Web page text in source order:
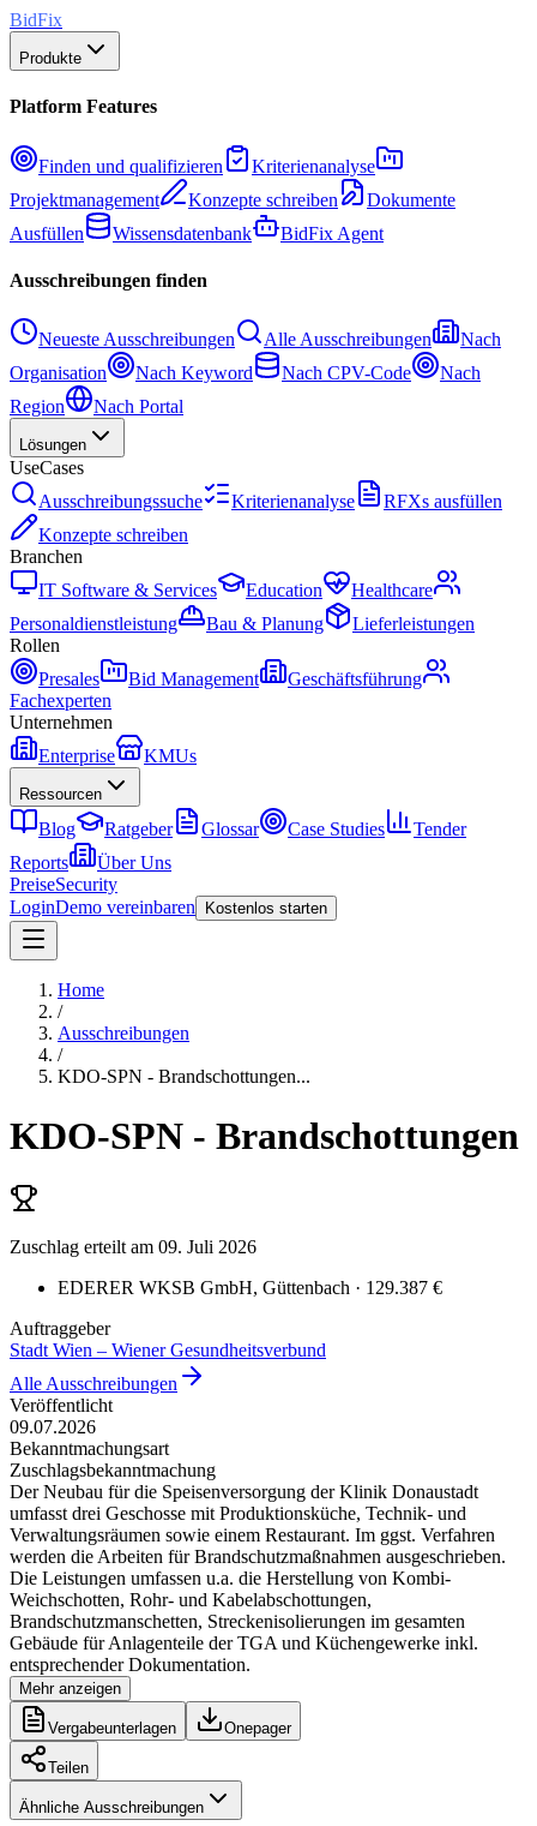
BidFix
Produkte
Platform Features
Finden und qualifizieren
Kriterienanalyse
Projektmanagement
Konzepte schreiben
Dokumente
Ausfüllen
Wissensdatenbank BidFix Agent
Ausschreibungen finden
Neueste Ausschreibungen Alle Ausschreibungen
Nach
Organisation
Nach Keyword Nach CPV-Code
Nach
Region
Nach Portal
Lösungen
UseCases
Ausschreibungssuche
Kriterienanalyse
RFXs ausfüllen
Konzepte schreiben
Branchen
IT Software & Services
Education
Healthcare
Personaldienstleistung
Bau & Planung
Lieferleistungen
Rollen
Presales
Bid Management
Geschäftsführung
Fachexperten
Unternehmen
Enterprise
KMUs
Ressourcen
Blog Ratgeber Glossar Case Studies
Tender
Reports
Über Uns
PreiseSecurity
LoginDemo vereinbaren Kostenlos starten
Home
/
Ausschreibungen
/
KDO-SPN - Brandschottungen...
KDO-SPN - Brandschottungen
Zuschlag erteilt am 09. Juli 2026
EDERER WKSB GmbH, Güttenbach · 129.387 €
Auftraggeber
Stadt Wien – Wiener Gesundheitsverbund
Alle Ausschreibungen
Veröffentlicht
09.07.2026
Bekanntmachungsart
Zuschlagsbekanntmachung
Der Neubau für die Speisenversorgung der Klinik Donaustadt
umfasst drei Geschosse mit Produktionsküche, Technik- und
Verwaltungsräumen sowie einem Restaurant. Im ggst. Verfahren
werden die Arbeiten für Brandschutzmaßnahmen ausgeschrieben.
Die Leistungen umfassen u.a. die Herstellung von Kombi-
Weichschotten, Rohr- und Kabelabschottungen,
Brandschutzmanschetten, Streckenisolierungen im gesamten
Gebäude für Anlagenteile der TGA und Küchengewerke inkl.
entsprechender Dokumentation.
Mehr anzeigen
Vergabeunterlagen Onepager
Teilen
Ähnliche Ausschreibungen